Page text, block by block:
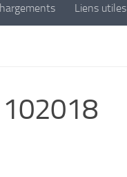
Liens utiles